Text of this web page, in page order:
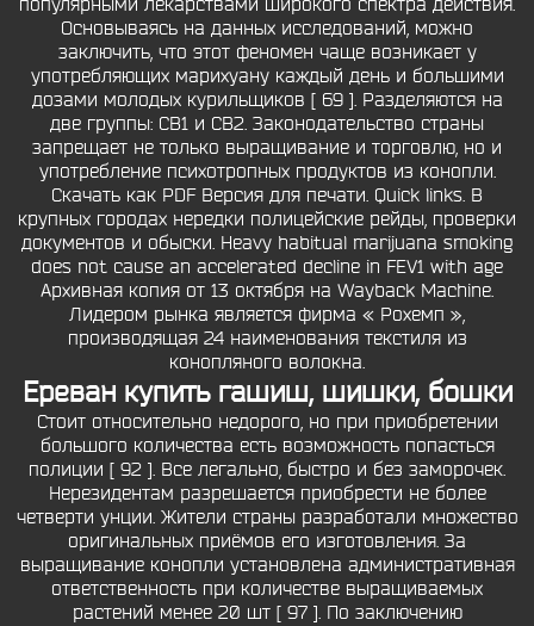
популярными лекарствами широкого спектра действия.
Основываясь на данных исследований, можно
заключить, что этот феномен чаще возникает у
употребляющих марихуану каждый день и большими
дозами молодых курильщиков [ 69 ]. Разделяются на
две группы: СВ1 и СВ2. Законодательство страны
запрещает не только выращивание и торговлю, но и
употребление психотропных продуктов из конопли.
Скачать как PDF Версия для печати. Quick links. В
крупных городах нередки полицейские рейды, проверки
документов и обыски. Heavy habitual marijuana smoking
does not cause an accelerated decline in FEV1 with age
Архивная копия от 13 октября на Wayback Machine.
Лидером рынка является фирма « Рохемп »,
производящая 24 наименования текстиля из
конопляного волокна.
Ереван купить гашиш, шишки, бошки
Стоит относительно недорого, но при приобретении
большого количества есть возможность попасться
полиции [ 92 ]. Все легально, быстро и без заморочек.
Нерезидентам разрешается приобрести не более
четверти унции. Жители страны разработали множество
оригинальных приёмов его изготовления. За
выращивание конопли установлена административная
ответственность при количестве выращиваемых
растений менее 20 шт [ 97 ]. По заключению